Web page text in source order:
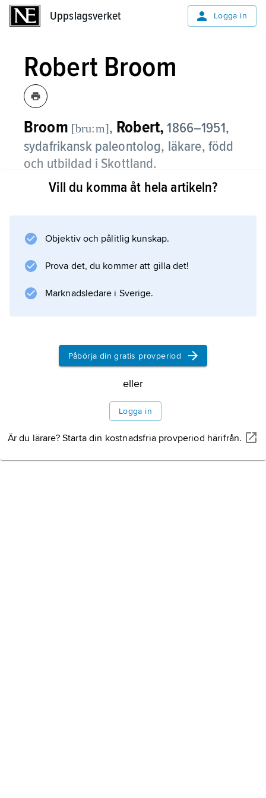
Uppslagsverket Logga in
Robert Broom
Broom [bru:m], Robert, 1866–1951,
sydafrikansk paleontolog, läkare, född
och utbildad i Skottland.
B. var 1903–10 professor i zoologi och geologi
Transvaal Museum i Pretoria. B. publicerade
däggdjurens ursprung, om de permiska och
triassiska kräldjurens utveckling och
klassificering samt om människans tidiga
Information om artikeln
Vill du komma åt hela artikeln?
Objektiv och pålitlig kunskap.
Prova det, du kommer att gilla det!
Marknadsledare i Sverige.
Påbörja din gratis provperiod
eller
Logga in
Är du lärare? Starta din kostnadsfria provperiod härifrån.